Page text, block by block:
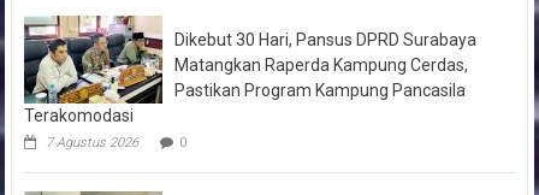
Dikebut 30 Hari, Pansus DPRD Surabaya
Matangkan Raperda Kampung Cerdas,
Pastikan Program Kampung Pancasila
Terakomodasi
7 Agustus 2026 0